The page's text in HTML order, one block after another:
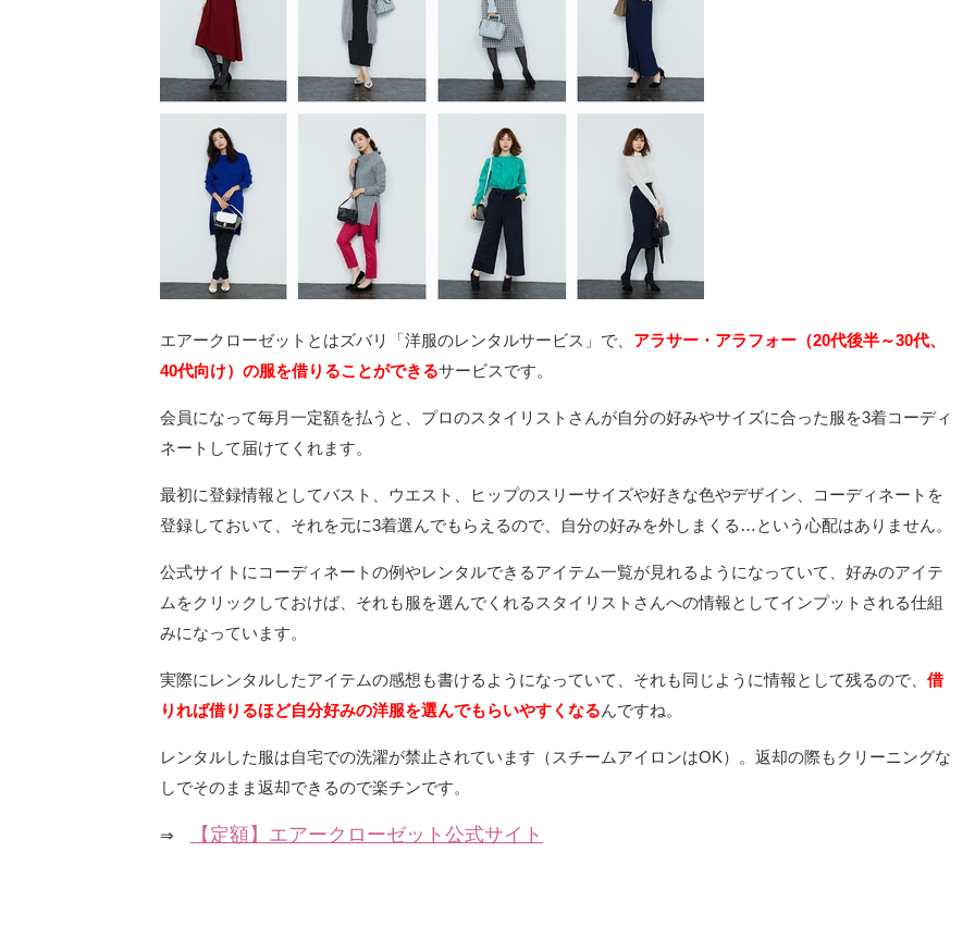
エアークローゼットとはズバリ「洋服のレンタルサービス」で、 アラサー・アラフォー（20代後半～30代、
40代向け）の服を借りることができるサービスです。
会員になって毎月一定額を払うと、プロのスタイリストさんが自分の好みやサイズに合った服を3着コーディ
ネートして届けてくれます。
最初に登録情報としてバスト、ウエスト、ヒップのスリーサイズや好きな色やデザイン、コーディネートを
登録しておいて、それを元に3着選んでもらえるので、自分の好みを外しまくる…という心配はありません。
公式サイトにコーディネートの例やレンタルできるアイテム一覧が見れるようになっていて、好みのアイテ
ムをクリックしておけば、それも服を選んでくれるスタイリストさんへの情報としてインプットされる仕組
みになっています。
実際にレンタルしたアイテムの感想も書けるようになっていて、それも同じように情報として残るので、 借
りれば借りるほど自分好みの洋服を選んでもらいやすくなるんですね。
レンタルした服は自宅での洗濯が禁止されています（スチームアイロンはOK）。返却の際もクリーニングな
しでそのまま返却できるので楽チンです。
⇒ 【定額】エアークローゼット公式サイト